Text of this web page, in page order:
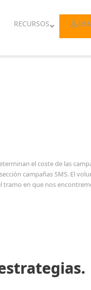
RECURSOS
el coste de las
campañas SMS. El
tramo en que nos